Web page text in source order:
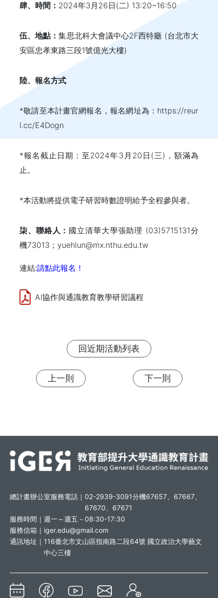
肆、時間： 2024年3月26日(二) 13:20~16:50
伍、地點：集思北科大會議中心2F西特廳 (台北市大
安區忠孝東路三段1號億光大樓)
陸、報名方式
*敬請至本計畫官網報名，報名網址為：https://reur
l.cc/E4Dogn
*報名截止日期：至2024年3月20日(三)，額滿為
止。
*本活動將提供電子研習時數證明給予全程參與者。
柒、聯絡人： 國立清華大學張助理 (03)5715131分
機73013；yuehlun@mx.nthu.edu.tw
連結:請點此報名！
AI協作與通識教育教學研習議程
回近期活動列表
上一則 下一則
總計畫辦公室服務電話｜ 02-2939-3091分機67657、67667、
67670、67671
服務時間｜ 週一～週五－08:30-17:30
服務信箱｜ iger.edu@gmail.com
通訊地址｜ 116臺北市文山區指南路二段64號 國立政治大學藝文
中心三樓